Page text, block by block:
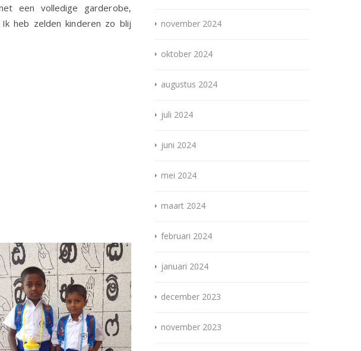
een volledige garderobe,
heb zelden kinderen zo blij
november 2024
oktober 2024
augustus 2024
juli 2024
juni 2024
mei 2024
maart 2024
februari 2024
januari 2024
december 2023
november 2023